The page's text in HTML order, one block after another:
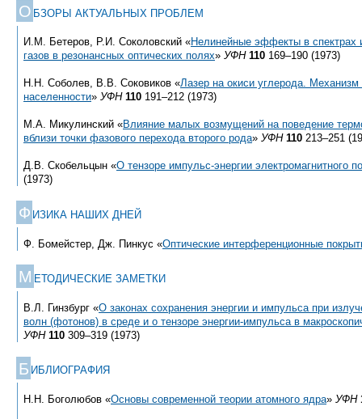
О БЗОРЫ АКТУАЛЬНЫХ ПРОБЛЕМ
И.М. Бетеров, Р.И. Соколовский «Нелинейные эффекты в спектрах
газов в резонансных оптических полях» УФН 110 169–190 (1973)
Н.Н. Соболев, В.В. Соковиков «Лазер на окиси углерода. Механизм
населенности» УФН 110 191–212 (1973)
М.А. Микулинский «Влияние малых возмущений на поведение
вблизи точки фазового перехода второго рода» УФН 110 213–251
Д.В. Скобельцын «О тензоре импульс-энергии электромагнитного
(1973)
Ф ИЗИКА НАШИХ ДНЕЙ
Ф. Бомейстер, Дж. Пинкус «Оптические интерференционные
М ЕТОДИЧЕСКИЕ ЗАМЕТКИ
В.Л. Гинзбург «О законах сохранения энергии и импульса при
волн (фотонов) в среде и о тензоре энергии-импульса в
УФН 110 309–319 (1973)
Б ИБЛИОГРАФИЯ
Н.Н. Боголюбов «Основы современной теории атомного ядра» УФН